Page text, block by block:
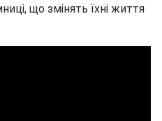
що змінять їхні життя